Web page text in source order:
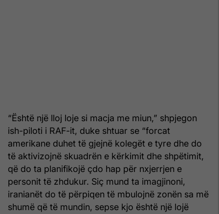
“Është një lloj loje si macja me miun,” shpjegon
ish-piloti i RAF-it, duke shtuar se “forcat
amerikane duhet të gjejnë kolegët e tyre dhe do
të aktivizojnë skuadrën e kërkimit dhe shpëtimit,
që do ta planifikojë çdo hap për nxjerrjen e
personit të zhdukur. Siç mund ta imagjinoni,
iranianët do të përpiqen të mbulojnë zonën sa më
shumë që të mundin, sepse kjo është një lojë